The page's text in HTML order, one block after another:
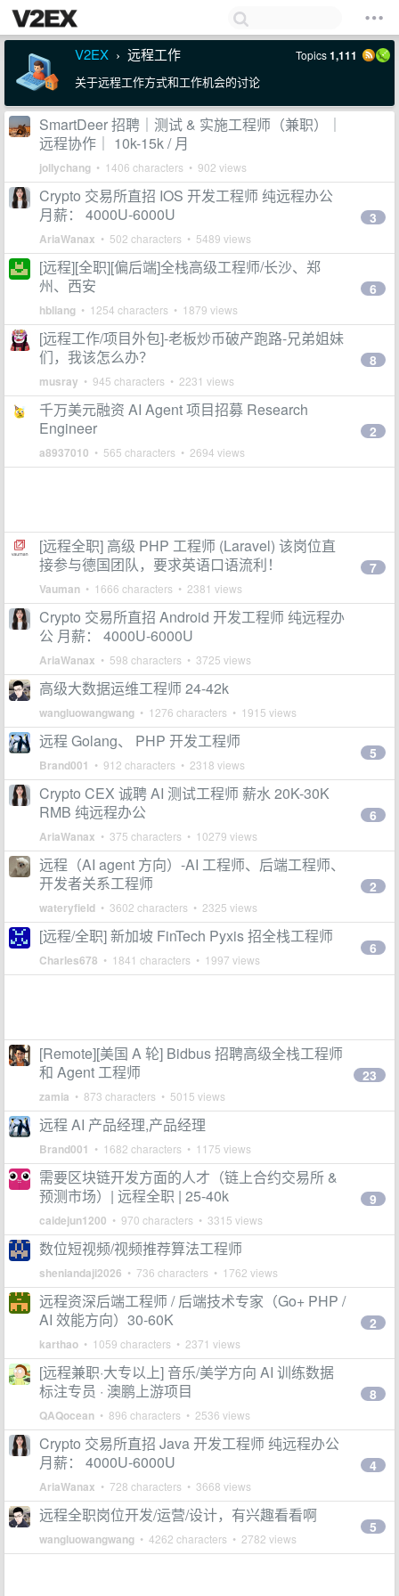
V2EX › 远程工作 Topics1,111
关于远程工作方式和工作机会的讨论
SmartDeer 招聘｜测试 & 实施工程师（兼职）｜
远程协作｜ 10k-15k / 月
jollychang • 1406 characters • 902 views
Crypto 交易所直招 IOS 开发工程师 纯远程办公
月薪： 4000U-6000U
AriaWanax • 502 characters • 5489 views
3
[远程][全职][偏后端]全栈高级工程师/长沙、郑
州、西安
hbliang • 1254 characters • 1879 views
6
[远程工作/项目外包]-老板炒币破产跑路-兄弟姐妹
们，我该怎么办？
musray • 945 characters • 2231 views
8
千万美元融资 AI Agent 项目招募 Research
Engineer
a8937010 • 565 characters • 2694 views
2
[远程全职] 高级 PHP 工程师 (Laravel) 该岗位直
接参与德国团队，要求英语口语流利！
Vauman • 1666 characters • 2381 views
7
Crypto 交易所直招 Android 开发工程师 纯远程办
公 月薪： 4000U-6000U
AriaWanax • 598 characters • 3725 views
高级大数据运维工程师 24-42k
wangluowangwang • 1276 characters • 1915 views
远程 Golang、 PHP 开发工程师
Brand001 • 912 characters • 2318 views
5
Crypto CEX 诚聘 AI 测试工程师 薪水 20K-30K
RMB 纯远程办公
AriaWanax • 375 characters • 10279 views
6
远程（AI agent 方向）-AI 工程师、后端工程师、
开发者关系工程师
wateryfield • 3602 characters • 2325 views
2
[远程/全职] 新加坡 FinTech Pyxis 招全栈工程师
Charles678 • 1841 characters • 1997 views
6
[Remote][美国 A 轮] Bidbus 招聘高级全栈工程师
和 Agent 工程师
zamia • 873 characters • 5015 views
23
远程 AI 产品经理,产品经理
Brand001 • 1682 characters • 1175 views
需要区块链开发方面的人才（链上合约交易所 &
预测市场）| 远程全职 | 25-40k
caidejun1200 • 970 characters • 3315 views
9
数位短视频/视频推荐算法工程师
sheniandaji2026 • 736 characters • 1762 views
远程资深后端工程师 / 后端技术专家（Go+ PHP /
AI 效能方向）30-60K
karthao • 1059 characters • 2371 views
2
[远程兼职·大专以上] 音乐/美学方向 AI 训练数据
标注专员 · 澳鹏上游项目
QAQocean • 896 characters • 2536 views
8
Crypto 交易所直招 Java 开发工程师 纯远程办公
月薪： 4000U-6000U
AriaWanax • 728 characters • 3668 views
4
远程全职岗位开发/运营/设计，有兴趣看看啊
wangluowangwang • 4262 characters • 2782 views
5